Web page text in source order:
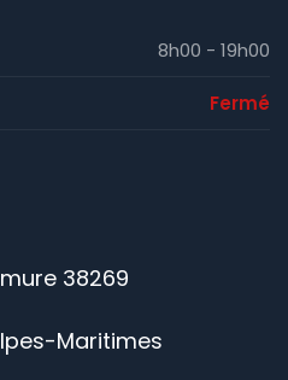
8h00 - 19h00
Fermé
38269
Maritimes